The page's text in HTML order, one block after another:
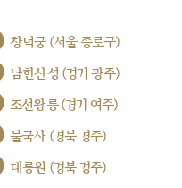
창덕궁 (서울 종로구)
남한산성 (경기 광주)
조선왕릉 (경기 여주)
불국사 (경북 경주)
대릉원 (경북 경주)